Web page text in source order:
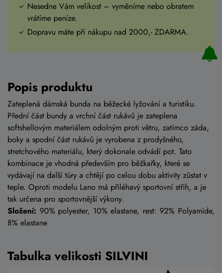
Nesedne Vám velikost – vyměníme nebo obratem
vrátíme peníze.
Dopravu máte při nákupu nad 2000,- ZDARMA.
Popis produktu
Zateplená dámská bunda na běžecké lyžování a turistiku.
Přední část bundy a vrchní část rukávů je zateplena
softshellovým materiálem odolným proti větru, zatímco záda,
boky a spodní část rukávů je vyrobena z prodyšného,
stretchového materiálu, který dokonale odvádí pot. Tato
kombinace je vhodná především pro běžkařky, které se
vydávají na další túry a chtějí po celou dobu aktivity zůstat v
teple. Oproti modelu Lano má přiléhavý sportovní střih, a je
tak určena pro sportovnější výkony.
Složení: 90% polyester, 10% elastane, rest: 92% Polyamide,
8% elastane
Tabulka velikosti SILVINI